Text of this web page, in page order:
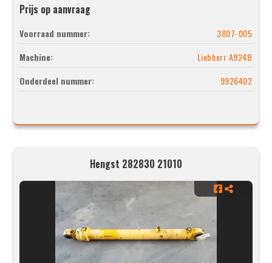
Prijs op aanvraag
Voorraad nummer:
3807-005
Machine:
Liebherr A924B
Onderdeel nummer:
9926402
Hengst 282830 21010